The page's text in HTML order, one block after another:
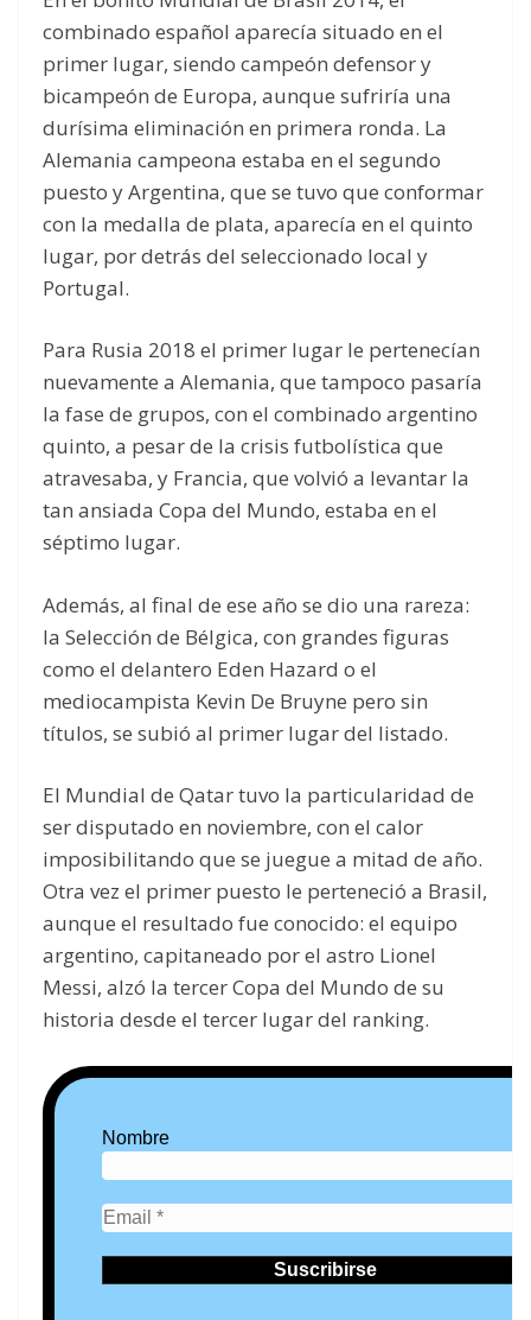
combinado español aparecía situado en el
primer lugar, siendo campeón defensor y
bicampeón de Europa, aunque sufriría una
durísima eliminación en primera ronda. La
Alemania campeona estaba en el segundo
puesto y Argentina, que se tuvo que conformar
con la medalla de plata, aparecía en el quinto
lugar, por detrás del seleccionado local y
Portugal.
Para Rusia 2018 el primer lugar le pertenecían
nuevamente a Alemania, que tampoco pasaría
la fase de grupos, con el combinado argentino
quinto, a pesar de la crisis futbolística que
atravesaba, y Francia, que volvió a levantar la
tan ansiada Copa del Mundo, estaba en el
séptimo lugar.
Además, al final de ese año se dio una rareza:
la Selección de Bélgica, con grandes figuras
como el delantero Eden Hazard o el
mediocampista Kevin De Bruyne pero sin
títulos, se subió al primer lugar del listado.
El Mundial de Qatar tuvo la particularidad de
ser disputado en noviembre, con el calor
imposibilitando que se juegue a mitad de año.
Otra vez el primer puesto le perteneció a Brasil,
aunque el resultado fue conocido: el equipo
argentino, capitaneado por el astro Lionel
Messi, alzó la tercer Copa del Mundo de su
historia desde el tercer lugar del ranking.
Nombre